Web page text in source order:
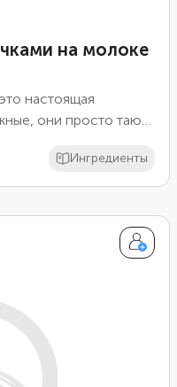
на молоке
настоящая
они просто тают
Когда блин
начинают
Ингредиенты